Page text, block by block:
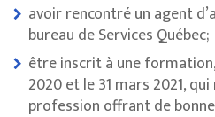
avoir rencontré un agent
bureau de Services Québec;
être inscrit à une
2020 et le 31 mars 2021,
profession offrant de